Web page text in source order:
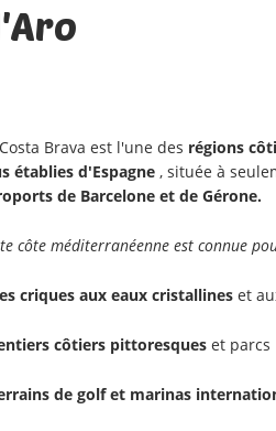
Brava est l'une des régions
établies d'Espagne , située à
de Barcelone et de Gérone.
côte méditerranéenne est connue
criques aux eaux cristallines et
côtiers pittoresques et parcs
de golf et marinas